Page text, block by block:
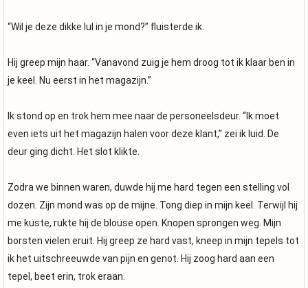
“Wil je deze dikke lul in je mond?” fluisterde ik.
Hij greep mijn haar. “Vanavond zuig je hem droog tot ik klaar ben in
je keel. Nu eerst in het magazijn.”
Ik stond op en trok hem mee naar de personeelsdeur. “Ik moet
even iets uit het magazijn halen voor deze klant,” zei ik luid. De
deur ging dicht. Het slot klikte.
Zodra we binnen waren, duwde hij me hard tegen een stelling vol
dozen. Zijn mond was op de mijne. Tong diep in mijn keel. Terwijl hij
me kuste, rukte hij de blouse open. Knopen sprongen weg. Mijn
borsten vielen eruit. Hij greep ze hard vast, kneep in mijn tepels tot
ik het uitschreeuwde van pijn en genot. Hij zoog hard aan een
tepel, beet erin, trok eraan.